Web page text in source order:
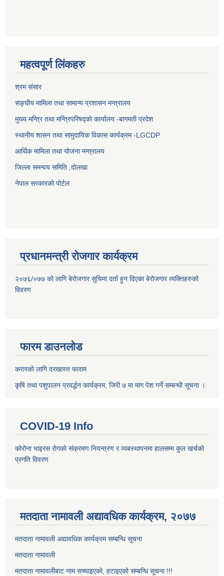
महत्वपूर्ण लिंकहरु
श्रम संसार
सङ्घीय मामिला तथा सामान्य प्रशासन मन्त्रालय
मुख्य मन्त्रि तथा मन्त्रिपरिषद्को कार्यालय -बागमती प्रदेश
स्थानीय शासन तथा सामुदायिक विकास कार्यक्रम -LGCDP
आर्थिक मामिला तथा योजना मन्त्रालय
जिल्ला समन्वय समिति ,दोलखा
नेपाल सरकारको पोर्टल
प्रधानमन्त्री रोजगार कार्यक्रम
२०७६/०७७ को लागि बेरोजगार सुचिमा दर्ता हुन दिएका बेरोजगार व्यक्तिहरुको
विवरण
फारम डाउनलोड
करारको लागि दरखास्त फाराम
कृषि तथा पशुपालन प्रवर्द्धन कार्यक्रम, जिरी ७ मा माग पेश गर्ने सम्बन्धी सूचना ।
COVID-19 Info
कोरोना भाइरस रोगको संक्रमण नियन्त्रण र व्यबस्थापनमा हालसम्म कुल खर्चको
प्रगति विवरण
मतदाता नामावली अद्यावधिक कार्यक्रम, २०७७
मतदाता नामावली अद्यावधिक कार्यक्रम सम्बन्धि सूचना
मतदाता नामावली
मतदाता नामावलीबाट नाम सच्याइएको, हटाइएको सम्बन्धि सूचना !!!